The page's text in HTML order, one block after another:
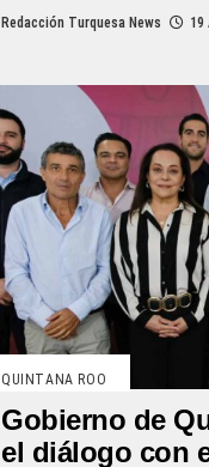
Redacción Turquesa News 19
QUINTANA ROO
Gobierno de
el diálogo con